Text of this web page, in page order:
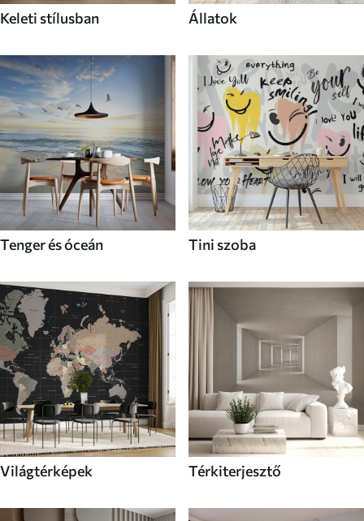
Keleti stílusban Állatok
Tenger és óceán Tini szoba
Világtérképek Térkiterjesztő